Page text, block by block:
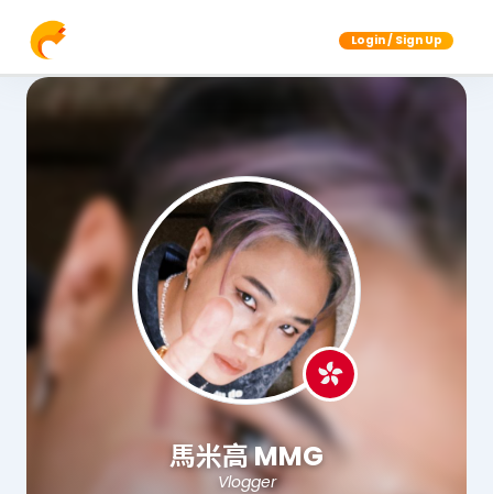
Login / Sign Up
馬米高 MMG
Vlogger